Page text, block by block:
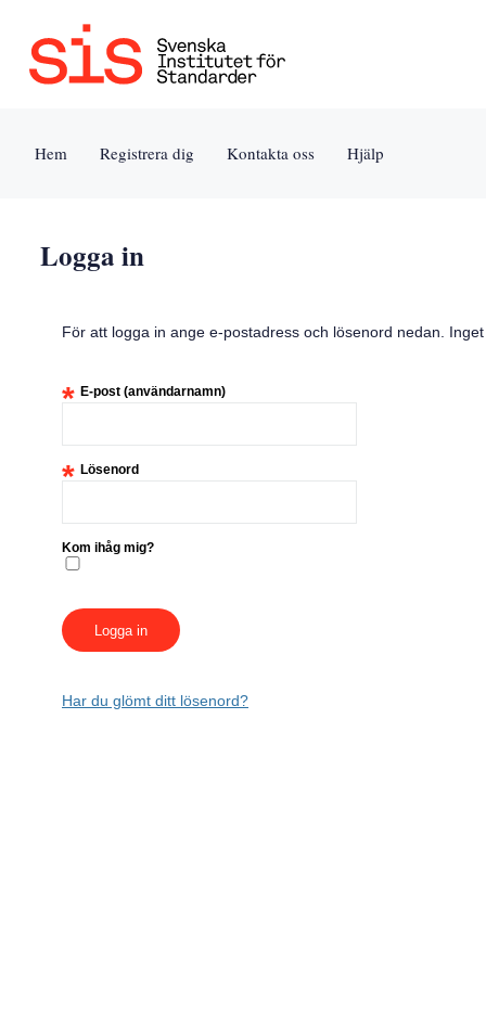
Jump
Hem Registrera dig Kontakta oss Hjälp
Logga in
För att logga in ange e-postadress och lösenord nedan.
* E-post (användarnamn)
* Lösenord
Kom ihåg mig?
Har du glömt ditt lösenord?